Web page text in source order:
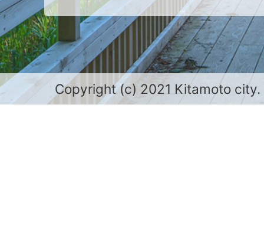
Copyright (c) 2021 Kitamoto city.